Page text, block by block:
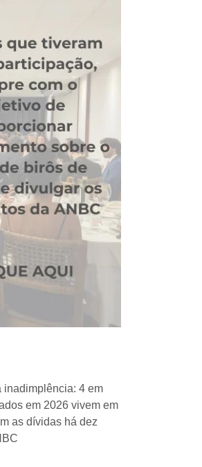
inadimplência: 4 em
em 2026 vivem em
as dívidas há dez